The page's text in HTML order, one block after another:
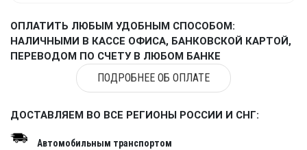
ОПЛАТИТЬ ЛЮБЫМ УДОБНЫМ СПОСОБОМ:
НАЛИЧНЫМИ В КАССЕ ОФИСА, БАНКОВСКОЙ КАРТОЙ,
ПЕРЕВОДОМ ПО СЧЕТУ В ЛЮБОМ БАНКЕ
ПОДРОБНЕЕ ОБ ОПЛАТЕ
ДОСТАВЛЯЕМ ВО ВСЕ РЕГИОНЫ РОССИИ И СНГ:
Автомобильным транспортом